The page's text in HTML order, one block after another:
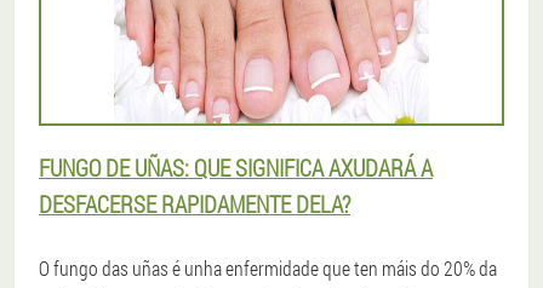
FUNGO DE UÑAS: QUE SIGNIFICA AXUDARÁ A
DESFACERSE RAPIDAMENTE DELA?
O fungo das uñas é unha enfermidade que ten máis do 20% da